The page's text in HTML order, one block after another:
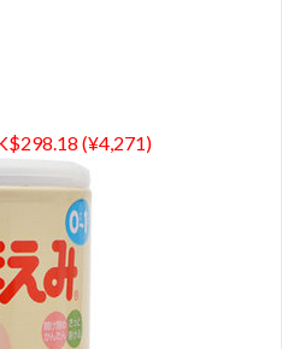
(¥4,271)